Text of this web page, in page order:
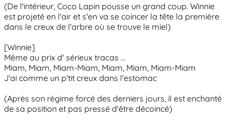
(De l'intérieur, Coco Lapin pousse un grand coup. Winnie
est projeté en l'air et s'en va se coincer la tête la première
dans le creux de l'arbre où se trouve le miel)
[Winnie]
Même au prix d' sérieux tracas ...
Miam, Miam, Miam-Miam, Miam, Miam, Miam-Miam
J'ai comme un p'tit creux dans l'estomac
(Après son régime forcé des derniers jours, il est enchanté
de sa position et pas pressé d'être décoincé)